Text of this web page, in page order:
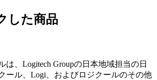
した商品
は、Logitech Groupの日本地域担当の日
ール、Logi、およびロジクールのその他